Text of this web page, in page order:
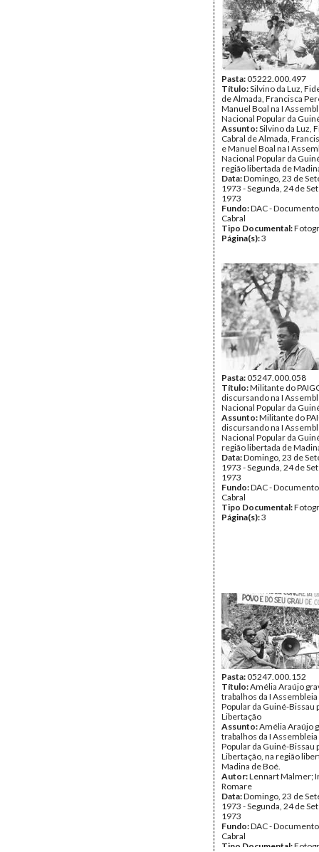
Pasta:05222.000.497
Título:Silvino da Luz,
de Almada, Francisca
Manuel Boal na I
Nacional Popular da
Assunto:Silvino da Luz,
Cabral de Almada,
e Manuel Boal na I
Nacional Popular da
região libertada de
Data:Domingo, 23 de
1973 - Segunda, 24 de
1973
Fundo:DAC -
Cabral
Tipo Documental:
Página(s):3
Pasta:05247.000.058
Título:Militante do
discursando na I
Nacional Popular da
Assunto:Militante do
discursando na I
Nacional Popular da
região libertada de
Data:Domingo, 23 de
1973 - Segunda, 24 de
1973
Fundo:DAC -
Cabral
Tipo Documental:
Página(s):3
Pasta:05247.000.152
Título:Amélia Araújo
trabalhos da I
Popular da Guiné-Bissau
Libertação
Assunto:Amélia Araújo
trabalhos da I
Popular da Guiné-Bissau
Libertação, na região
Madina de Boé.
Autor:Lennart Malmer;
Romare
Data:Domingo, 23 de
1973 - Segunda, 24 de
1973
Fundo:DAC -
Cabral
Tipo Documental: